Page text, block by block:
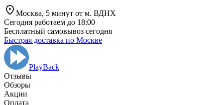
Москва, 5 минут от м. ВДНХ
Сегодня работаем до 18:00
Бесплатный самовывоз сегодня
Быстрая доставка по Москве
PlayBack
Отзывы
Обзоры
Aкции
Оплата